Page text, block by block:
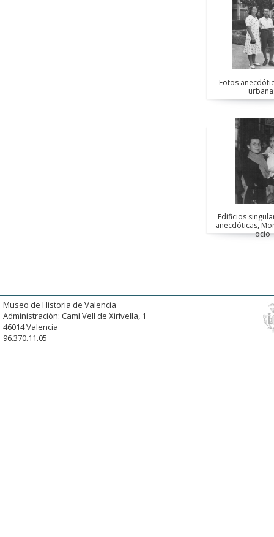
Fotos
Edificios
anecdóticas,
ocio
Museo de Historia de Valencia
Administración: Camí Vell de Xirivella, 1
46014 Valencia
96.370.11.05